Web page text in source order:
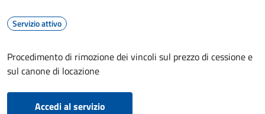
Servizio attivo
Procedimento di rimozione dei vincoli sul prezzo di cessione e
sul canone di locazione
Accedi al servizio